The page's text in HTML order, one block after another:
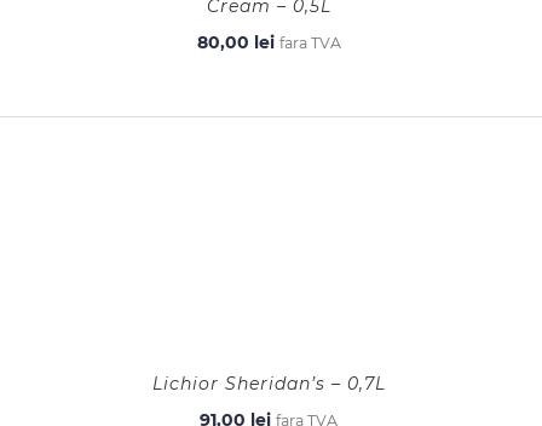
Cream – 0,5L
80,00 lei fara TVA
Lichior Sheridan’s – 0,7L
91,00 lei fara TVA